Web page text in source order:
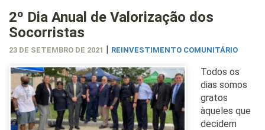
2º Dia Anual de Valorização dos
Socorristas
23 DE SETEMBRO DE 2021 | REINVESTIMENTO COMUNITÁRIO
Todos os
dias somos
gratos
àqueles que
decidem